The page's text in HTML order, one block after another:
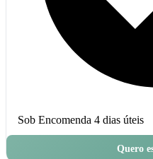
Sob Encomenda 4 dias úteis
Quero